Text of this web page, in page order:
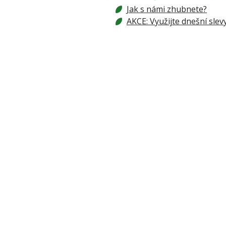
Jak s námi zhubnete?
AKCE: Využijte dnešní